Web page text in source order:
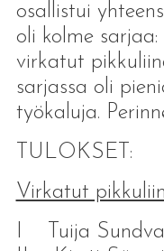
osallistui
oli kolme
virkatut
sarjassa oli
työkaluja.
TULOKSET:
Virkatut
I Tuija